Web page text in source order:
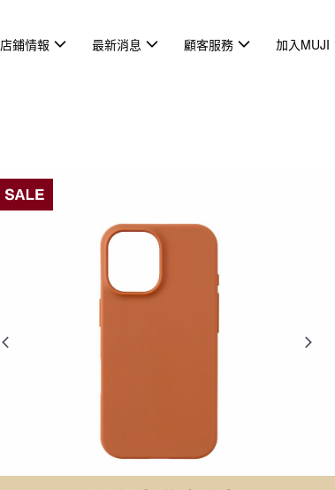
店鋪情報 最新消息 顧客服務 加入MUJI